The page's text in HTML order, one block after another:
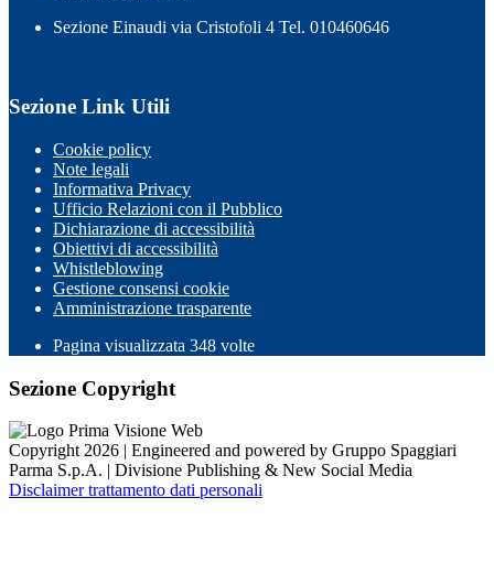
Sezione Einaudi via Cristofoli 4 Tel. 010460646
Sezione Link Utili
Cookie policy
Note legali
Informativa Privacy
Ufficio Relazioni con il Pubblico
Dichiarazione di accessibilità
Obiettivi di accessibilità
Whistleblowing
Gestione consensi cookie
Amministrazione trasparente
Pagina visualizzata 348 volte
Sezione Copyright
Copyright 2026 | Engineered and powered by Gruppo Spaggiari
Parma S.p.A. | Divisione Publishing & New Social Media
Disclaimer trattamento dati personali